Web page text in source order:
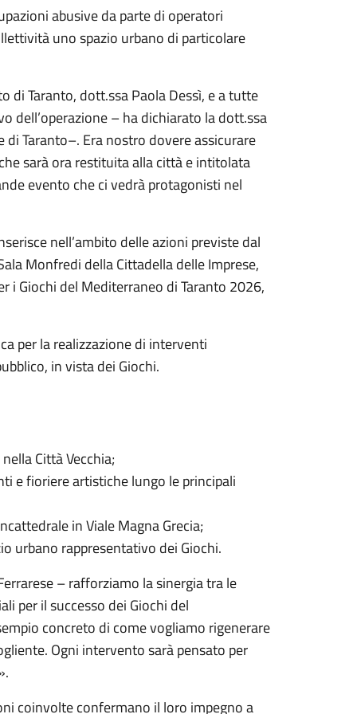
abusive da parte di operatori
uno spazio urbano di particolare
di Taranto, dott.ssa Paola Dessì, e a tutte
dell’operazione – ha dichiarato la dott.ssa
Taranto–. Era nostro dovere assicurare
sarà ora restituita alla città e intitolata
evento che ci vedrà protagonisti nel
nell’ambito delle azioni previste dal
Monfredi della Cittadella delle Imprese,
i Giochi del Mediterraneo di Taranto 2026,
per la realizzazione di interventi
in vista dei Giochi.
Città Vecchia;
e fioriere artistiche lungo le principali
in Viale Magna Grecia;
urbano rappresentativo dei Giochi.
– rafforziamo la sinergia tra le
per il successo dei Giochi del
concreto di come vogliamo rigenerare
Ogni intervento sarà pensato per
coinvolte confermano il loro impegno a